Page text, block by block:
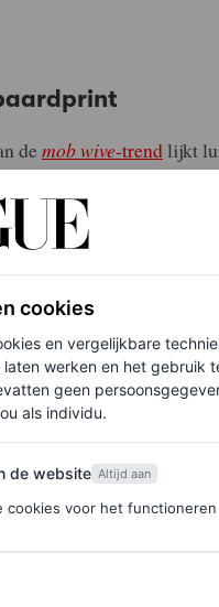
demob wive-trend lijkt
voor het opvallende
lente/zomer 2024-collectie.
draai.
cookies
en vergelijkbare
werken en het gebruik
geen
als individu.
website
de website Altijd aan
cookies voor het functioneren